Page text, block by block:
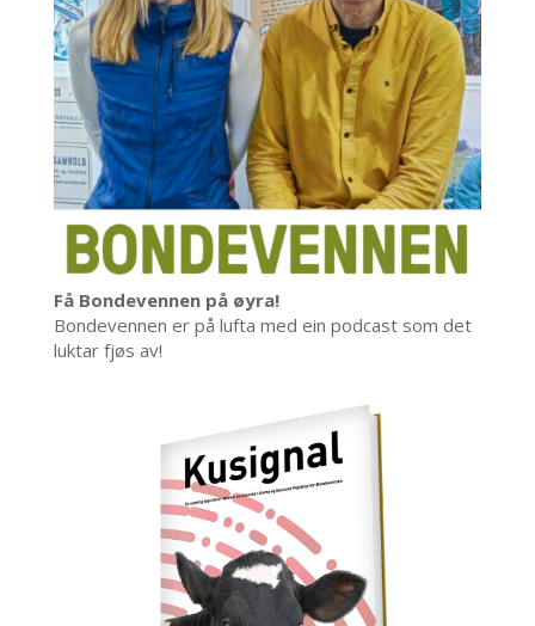
Få Bondevennen på øyra!
Bondevennen er på lufta med ein podcast som det
luktar fjøs av!